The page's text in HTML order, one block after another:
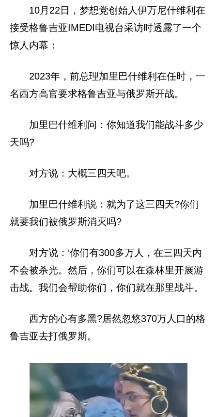
10月22日，梦想党创始人伊万尼什维利在
接受格鲁吉亚IMEDI电视台采访时透露了一个
惊人内幕：
2023年，前总理加里巴什维利在任时，一
名西方高官要求格鲁吉亚与俄罗斯开战。
加里巴什维利问：你知道我们能战斗多少
天吗?
对方说：大概三四天吧。
加里巴什维利说：就为了这三四天?你们
就要我们被俄罗斯消灭吗?
对方说：‘你们有300多万人，在三四天内
不会被杀光。然后，你们可以在森林里开展游
击战。我们会帮助你们，你们就在那里战斗。
西方的心有多黑?居然忽悠370万人口的格
鲁吉亚去打俄罗斯。